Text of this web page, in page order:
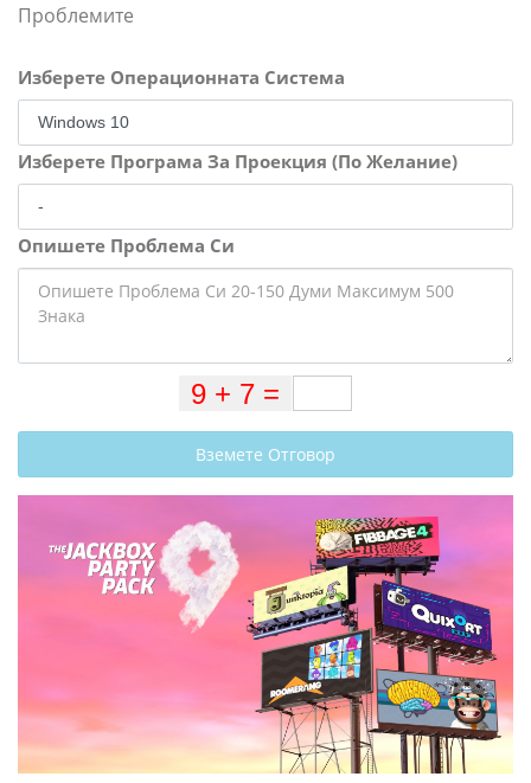
Проблемите
Изберете Операционната Система
Изберете Програма За Проекция (По Желание)
Опишете Проблема Си
Вземете Отговор